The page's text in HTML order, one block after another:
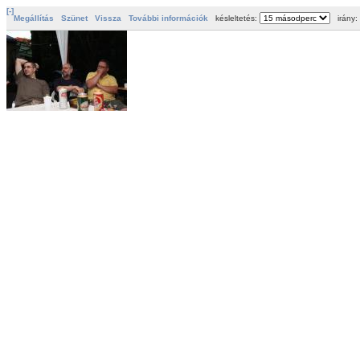
[-]
Megállítás
Szünet Vissza További információk késleltetés: irány: